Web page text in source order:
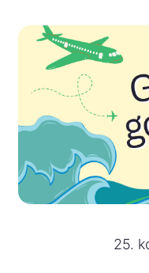
25.